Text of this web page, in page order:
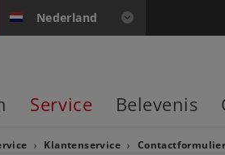
Nederland
Service Belevenis
Klantenservice Contactformulier